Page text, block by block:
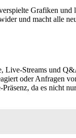
Grafiken
und macht alle
Live-Streams und
oder Anfragen
da es nicht